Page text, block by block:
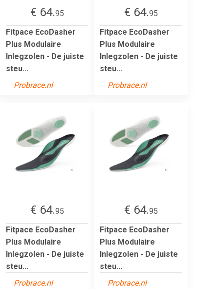
€ 64.95
Fitpace EcoDasher
Plus Modulaire
Inlegzolen - De juiste
steu...
Probrace.nl
€ 64.95
Fitpace EcoDasher
Plus Modulaire
Inlegzolen - De juiste
steu...
Probrace.nl
€ 64.95
Fitpace EcoDasher
Plus Modulaire
Inlegzolen - De juiste
steu...
Probrace.nl
€ 64.95
Fitpace EcoDasher
Plus Modulaire
Inlegzolen - De juiste
steu...
Probrace.nl